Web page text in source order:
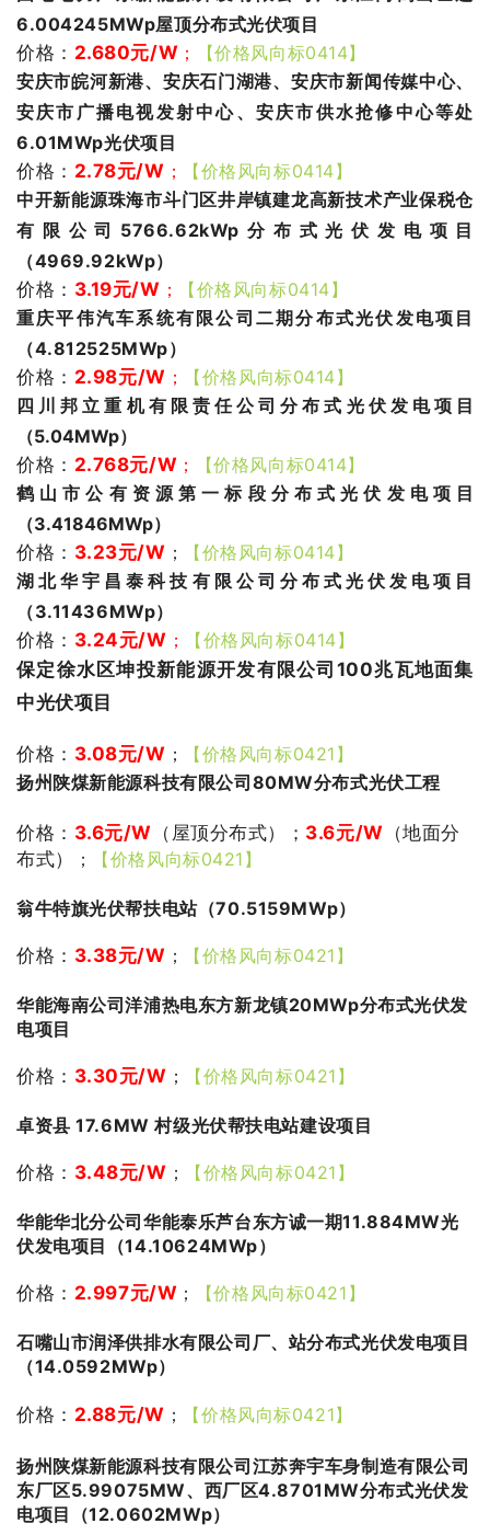
6.004245MWp屋顶分布式光伏项目
价格： 2.680元/W ；
【价格风向标0414】
安庆市皖河新港、安庆石门湖港、安庆市新闻传媒中心、
安庆市广播电视发射中心、安庆市供水抢修中心等处
6.01MWp光伏项目
价格： 2.78元/W ；
【价格风向标0414】
中开新能源珠海市斗门区井岸镇建龙高新技术产业保税仓
有限公司5766.62kWp分布式光伏发电项目
（4969.92kWp）
价格： 3.19元/W ；
【价格风向标0414】
重庆平伟汽车系统有限公司二期分布式光伏发电项目
（4.812525MWp）
价格： 2.98元/W ；
【价格风向标0414】
四川邦立重机有限责任公司分布式光伏发电项目
（5.04MWp）
价格： 2.768元/W ；
【价格风向标0414】
鹤山市公有资源第一标段分布式光伏发电项目
（3.41846MWp）
价格： 3.23元/W ；
【价格风向标0414】
湖北华宇昌泰科技有限公司分布式光伏发电项目
（3.11436MWp）
价格： 3.24元/W ；
【价格风向标0414】
保定徐水区坤投新能源开发有限公司100兆瓦地面集
中光伏项目
价格： 3.08元/W ；
【价格风向标0421】
扬州陕煤新能源科技有限公司80MW分布式光伏工程
价格： 3.6元/W （屋顶分布式）； 3.6元/W （地面分
布式）
； 【价格风向标0421】
翁牛特旗光伏帮扶电站（70.5159MWp）
价格： 3.38元/W ； 【价格风向标0421】
华能海南公司洋浦热电东方新龙镇20MWp分布式光伏发
电项目
价格： 3.30元/W ； 【价格风向标0421】
卓资县 17.6MW 村级光伏帮扶电站建设项目
价格： 3.48元/W ； 【价格风向标0421】
华能华北分公司华能泰乐芦台东方诚一期11.884MW光
伏发电项目（14.10624MWp）
价格： 2.997元/W ； 【价格风向标0421】
石嘴山市润泽供排水有限公司厂、站分布式光伏发电项目
（14.0592MWp）
价格： 2.88元/W ； 【价格风向标0421】
扬州陕煤新能源科技有限公司江苏奔宇车身制造有限公司
东厂区5.99075MW、西厂区4.8701MW分布式光伏发
电项目（12.0602MWp）